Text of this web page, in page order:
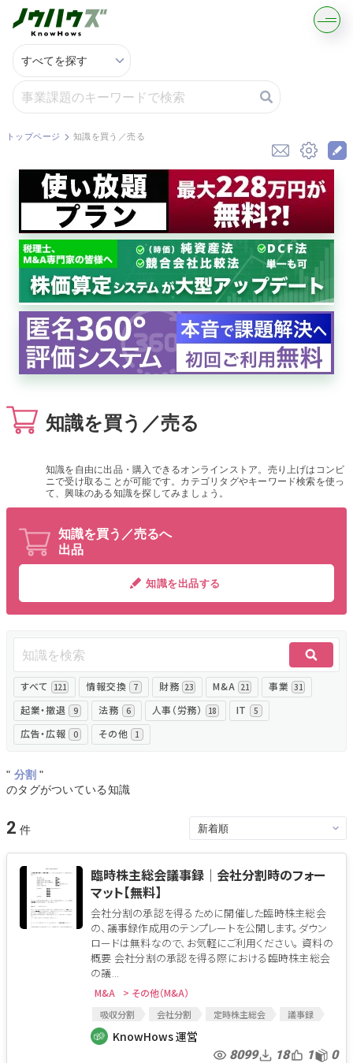
記事・コラムを読む
解決策を募集する
知識を買う／売る
契約書ひな型を探す
専門家に電話する
無料で株価を算定
資本政策を無料でお試し
無料でアンケート
匿名360°評価
ちょこっと相談とは？
新規会員登録
ログイン
トップページ 知識を買う／売る
知識を買う／売る
知識を自由に出品・購入できるオンラインストア。売り上げはコンビ
ニで受け取ることが可能です。カテゴリタグやキーワード検索を使っ
て、興味のある知識を探してみましょう。
知識を買う／売るへ
出品
知識を出品する
すべて 121 情報交換 7 財務 23 M&A 21 事業 31
起業・撤退 9 法務 6 人事（労務） 18 IT 5
広告・広報 0 その他 1
" 分割 "
のタグがついている知識
2
臨時株主総会議事録│会社分割時のフォー
マット【無料】
会社分割の承認を得るために開催した臨時株主総会
の、議事録作成用のテンプレートを公開します。ダウン
ロードは無料なので、お気軽にご利用ください。 資料の
概要 会社分割の承認を得る際における臨時株主総会
の議...
M&A > その他（M&A）
吸収分割 会社分割 定時株主総会
議事録
臨時株主総会
役員会議事録
臨時株主総会議事録
総会議事録
株式分割
KnowHows 運営
8099 18 1 0